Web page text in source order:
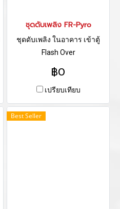
ชุดดับเพลิง FR-Pyro
ชุดดับเพลิง ในอาคาร เข้าตู้
Flash Over
฿0
เปรียบเทียบ
Best Seller